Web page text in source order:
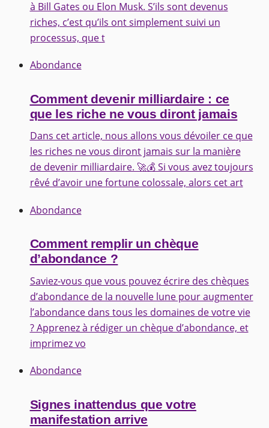
à Bill Gates ou Elon Musk. S’ils sont devenus
riches, c’est qu’ils ont simplement suivi un
processus, que t
Abondance
Comment devenir milliardaire : ce
que les riche ne vous diront jamais
Dans cet article, nous allons vous dévoiler ce que
les riches ne vous diront jamais sur la manière
de devenir milliardaire. 🚀💰 Si vous avez toujours
rêvé d’avoir une fortune colossale, alors cet art
Abondance
Comment remplir un chèque
d’abondance ?
Saviez-vous que vous pouvez écrire des chèques
d’abondance de la nouvelle lune pour augmenter
l’abondance dans tous les domaines de votre vie
? Apprenez à rédiger un chèque d’abondance, et
imprimez vo
Abondance
Signes inattendus que votre
manifestation arrive